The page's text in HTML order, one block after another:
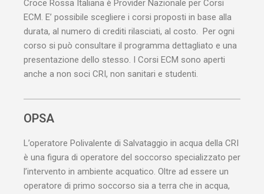
Croce Rossa Italiana è Provider Nazionale per Corsi
ECM. E’ possibile scegliere i corsi proposti in base alla
durata, al numero di crediti rilasciati, al costo. Per ogni
corso si può consultare il programma dettagliato e una
presentazione dello stesso. I Corsi ECM sono aperti
anche a non soci CRI, non sanitari e studenti.
OPSA
L’operatore Polivalente di Salvataggio in acqua della CRI
è una figura di operatore del soccorso specializzato per
l’intervento in ambiente acquatico. Oltre ad essere un
operatore di primo soccorso sia a terra che in acqua,